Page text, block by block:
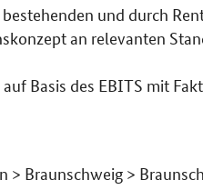
und durch
an relevanten
Basis des EBITS mit
> Braunschweig >